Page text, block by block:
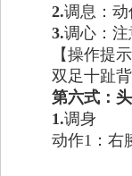
2.调息：动
3.调心：
【操作提示
双足十趾
第六式：
1.调身
动作1：右